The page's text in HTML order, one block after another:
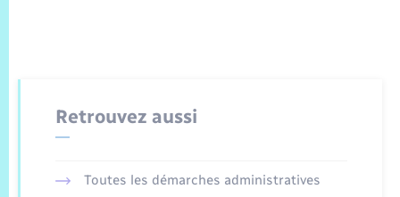
Retrouvez aussi
Toutes les démarches administratives